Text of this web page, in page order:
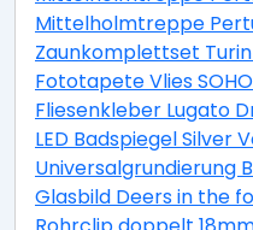
Mittelholmtreppe
Zaunkomplettset
Fototapete Vlies
Fliesenkleber Lugato
LED Badspiegel Silver
Universalgrundierung
Glasbild Deers in the